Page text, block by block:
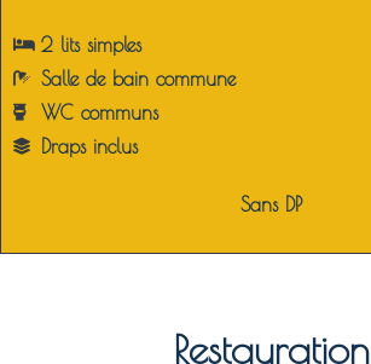
2 lits simples
Salle de bain commune
WC communs
Draps inclus
Sans DP
Restauration